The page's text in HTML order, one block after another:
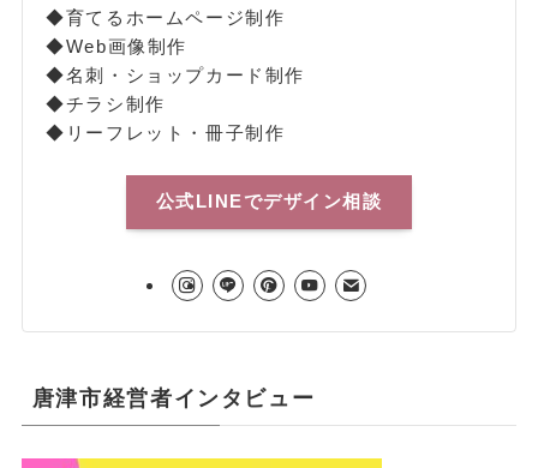
◆育てるホームページ制作
◆Web画像制作
◆名刺・ショップカード制作
◆チラシ制作
◆リーフレット・冊子制作
公式LINEでデザイン相談
唐津市経営者インタビュー